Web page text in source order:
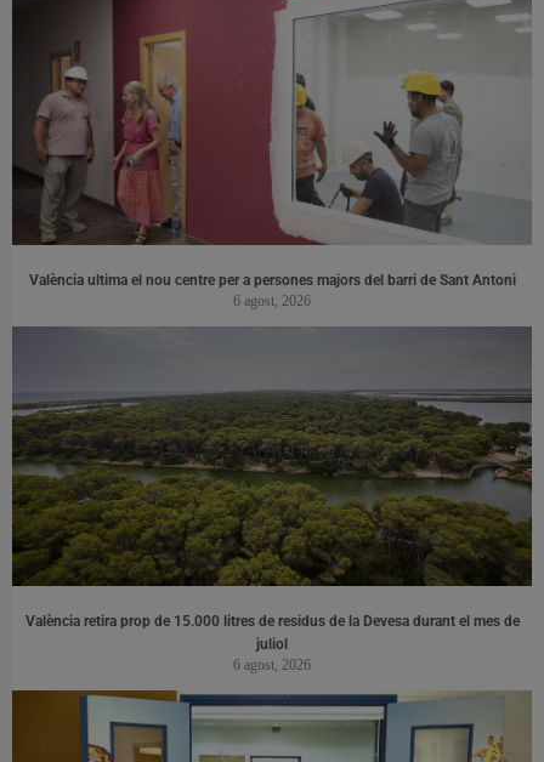
València ultima el nou centre per a persones majors del barri de Sant Antoni
6 agost, 2026
València retira prop de 15.000 litres de residus de la Devesa durant el mes de
juliol
6 agost, 2026